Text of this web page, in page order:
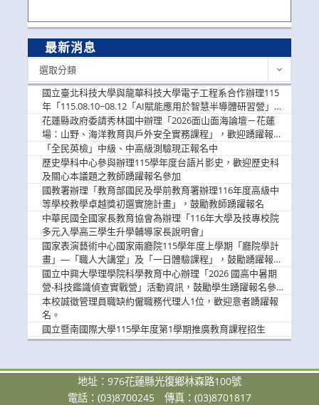
最新消息
選取分類
國立臺北科技大學與龍華科技大學電子工程系合作辦理115
年「115.08.10~08.12「AI賦能應用於智慧半導體研習營」，
歡迎學生踴躍報名參加
花蓮縣政府委請秀林國中辦理「2026面山面海論壇－花蓮
場：山野、海洋教育與戶外安全實務課程」，歡迎踴躍報名
參加
「全民英檢」中級、中高級測驗現正報名中
歷史學科中心參與辦理115學年度台語片影史，歡迎歷史科
及關心本議題之教師踴躍報名參加
國教署辦理「教育部國民及學前教育署辦理116年度高級中
等學校教學卓越獎初選實施計畫」，鼓勵教師踴躍報名
中華民國全國家長教育協會為辦理「116年大學及技專校院
多元入學高三學生升學輔導家長說明會」
國家表演藝術中心國家兩廳院115學年度上學期「廳院學計
畫」—「職人大講堂」及「一日體驗課程」，鼓勵踴躍報名
參與。
國立中興大學理學院科學教育中心辦理「2026 國高中暑期
營-科技鑑識偵查實戰營」活動資訊，鼓勵學生踴躍報名參
加。
本校誠徵管理員職缺約僱職務代理人1位，歡迎意者踴躍報
名。
國立暨南國際大學115學年度第1學期推廣教育課程招生
地址：976花蓮縣光復鄉林森路100號
電話：(03)8700245
傳真：(03)8701817